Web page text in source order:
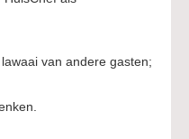
van andere gasten;